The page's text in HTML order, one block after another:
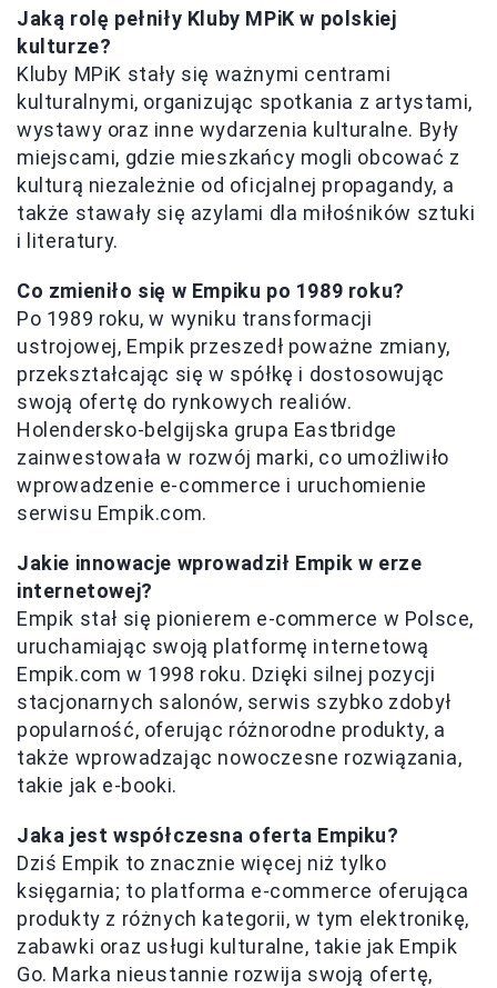
Jaką rolę pełniły Kluby MPiK w polskiej
kulturze?
Kluby MPiK stały się ważnymi centrami
kulturalnymi, organizując spotkania z artystami,
wystawy oraz inne wydarzenia kulturalne. Były
miejscami, gdzie mieszkańcy mogli obcować z
kulturą niezależnie od oficjalnej propagandy, a
także stawały się azylami dla miłośników sztuki
i literatury.
Co zmieniło się w Empiku po 1989 roku?
Po 1989 roku, w wyniku transformacji
ustrojowej, Empik przeszedł poważne zmiany,
przekształcając się w spółkę i dostosowując
swoją ofertę do rynkowych realiów.
Holendersko-belgijska grupa Eastbridge
zainwestowała w rozwój marki, co umożliwiło
wprowadzenie e-commerce i uruchomienie
serwisu Empik.com.
Jakie innowacje wprowadził Empik w erze
internetowej?
Empik stał się pionierem e-commerce w Polsce,
uruchamiając swoją platformę internetową
Empik.com w 1998 roku. Dzięki silnej pozycji
stacjonarnych salonów, serwis szybko zdobył
popularność, oferując różnorodne produkty, a
także wprowadzając nowoczesne rozwiązania,
takie jak e-booki.
Jaka jest współczesna oferta Empiku?
Dziś Empik to znacznie więcej niż tylko
księgarnia; to platforma e-commerce oferująca
produkty z różnych kategorii, w tym elektronikę,
zabawki oraz usługi kulturalne, takie jak Empik
Go. Marka nieustannie rozwija swoją ofertę,